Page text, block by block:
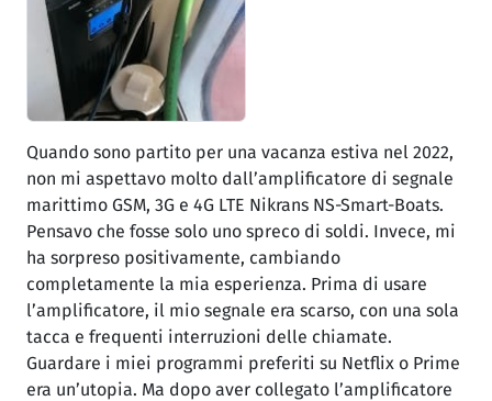
Quando sono partito per una vacanza estiva nel 2022,
non mi aspettavo molto dall’amplificatore di segnale
marittimo GSM, 3G e 4G LTE Nikrans NS-Smart-Boats.
Pensavo che fosse solo uno spreco di soldi. Invece, mi
ha sorpreso positivamente, cambiando
completamente la mia esperienza. Prima di usare
l’amplificatore, il mio segnale era scarso, con una sola
tacca e frequenti interruzioni delle chiamate.
Guardare i miei programmi preferiti su Netflix o Prime
era un’utopia. Ma dopo aver collegato l’amplificatore